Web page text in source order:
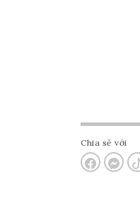
Chia sẻ với